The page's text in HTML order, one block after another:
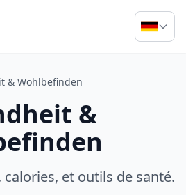
& Wohlbefinden
&
calories, et outils de santé.